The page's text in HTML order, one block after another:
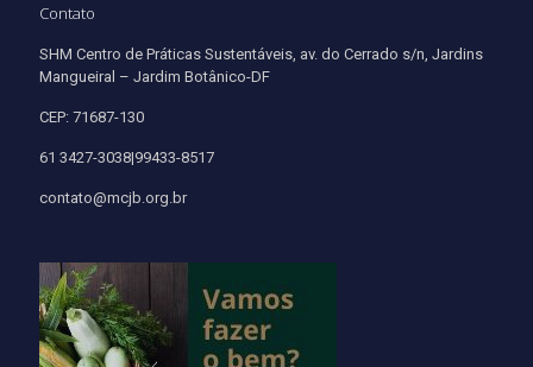
Contato
SHM Centro de Práticas Sustentáveis, av. do Cerrado s/n, Jardins
Mangueiral – Jardim Botânico-DF
CEP: 71687-130
61 3427-3038|99433-8517
contato@mcjb.org.br